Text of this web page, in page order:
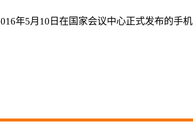
年5月10日在国家会议中心正式发布的手机